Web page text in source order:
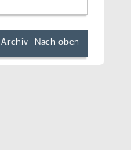
Archiv Nach oben